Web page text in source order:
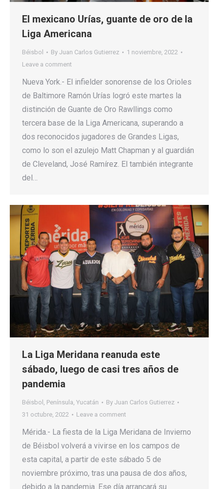
El mexicano Urías, guante de oro de la
Liga Americana
Béisbol By Juan Carlos Gutierrez
1 noviembre, 2022
Leave a comment
Nueva York.- El infielder sonorense de los Orioles
de Baltimore Ramón Urías logró este martes la
distinción de Guante de Oro Rawllings como
tercera base de la Liga Americana, superando a
dos reconocidos jugadores de Grandes Ligas,
como lo son el azulejo Matt Chapman y al guardián
de Cleveland, José Ramírez. El también integrante
del…
La Liga Meridana reanuda este
sábado, luego de casi tres años de
pandemia
Béisbol , Península, Yucatán By Juan Carlos Gutierrez
31 octubre, 2022
Leave a comment
Mérida.- La fiesta de la Liga Meridana de Invierno
de Béisbol volverá a vivirse en los campos de
esta capital, a partir de este sábado 5 de
noviembre próximo, tras una pausa de dos años,
debido a la pandemia. Ese día arrancará su